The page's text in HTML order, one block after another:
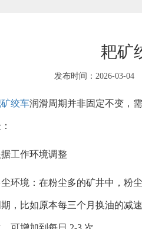
耙矿
发布时间：2026-03-04
绞车润滑周期并非固定不变，
工作环境调整
尘环境：在粉尘多的矿井中，粉
，比如原本每三个月换油的减